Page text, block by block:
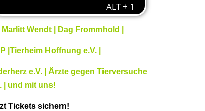
Online--Herbst 2026
Marlitt Wendt | Dag Frommhold |
|Tierheim Hoffnung e.V. |
e.V. | Ärzte gegen Tierversuche
| und mit uns!
Tickets sichern!